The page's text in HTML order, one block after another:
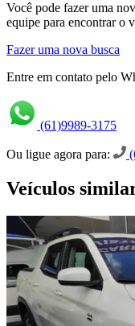
Você pode fazer uma
equipe para encontrar o
Fazer uma nova busca
Entre em contato pelo
(61)9989-3175
Ou ligue agora para:
Veículos